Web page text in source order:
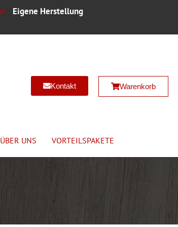
Eigene Herstellung
Kontakt Warenkorb
ÜBER UNS VORTEILSPAKETE